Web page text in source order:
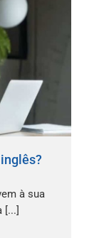
à sua
[...]